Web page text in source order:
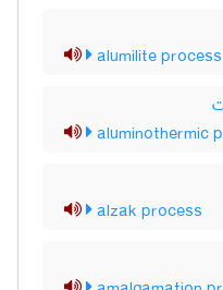
alumilite process
aluminothermic
alzak process